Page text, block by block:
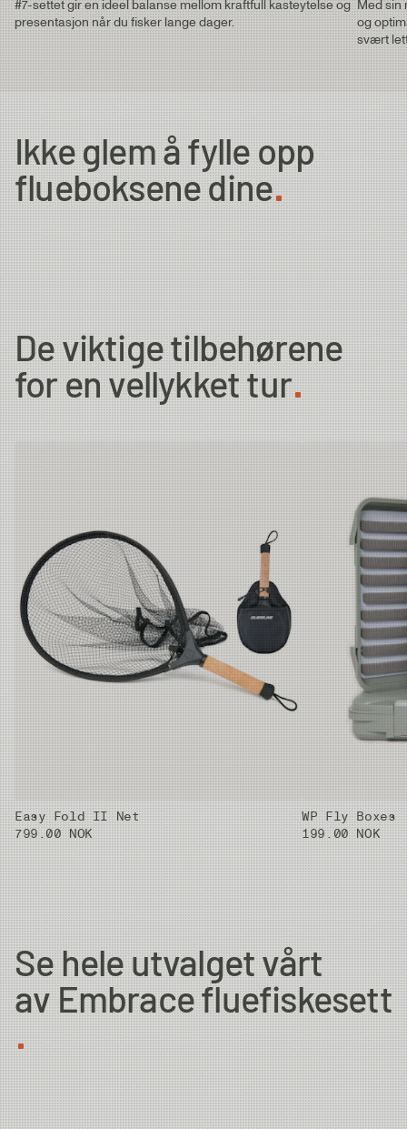
Embrace 11' #7/8 Switchstang
Embrace 12' #7/8 Tohåndsstang
#7-settet gir en ideel balanse mellom kraftfull kasteytelse og
presentasjon når du fisker lange dager.
Med sin
og
svært
Ikke glem å fylle opp
flueboksene dine
De viktige tilbehørene
for en vellykket tur
Easy Fold II Net
799.00 NOK
WP Fly Boxes
199.00 NOK
Se hele utvalget vårt
av Embrace fluefiskesett